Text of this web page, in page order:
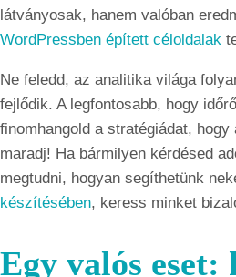
látványosak, hanem valóban
WordPressben épített céloldalak
Ne feledd, az analitika világa
fejlődik. A legfontosabb, hogy
finomhangold a stratégiádat,
maradj! Ha bármilyen kérdésed
megtudni, hogyan segíthetünk
készítésében, keress minket
Egy valós eset: